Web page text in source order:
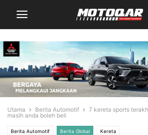
Utama Berita Automotif
7 kereta sports
masih anda boleh beli
Berita Automotif Berita Global Kereta